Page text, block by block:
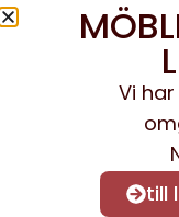
Vi
till